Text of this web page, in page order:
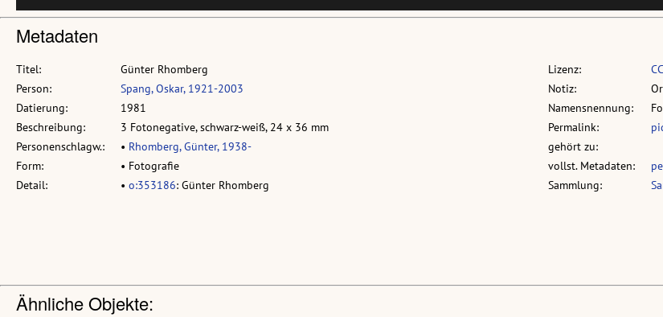
Metadaten
Titel:
Günter Rhomberg
Person:
Spang, Oskar, 1921-2003
Datierung:
1981
Beschreibung:
3 Fotonegative, schwarz-weiß, 24 x 36 mm
Personenschlagw.:
• Rhomberg, Günter, 1938-
Form:
• Fotografie
Detail:
• o:353186: Günter Rhomberg
Lizenz:
Notiz:
Namensnennung:
Permalink:
gehört zu:
vollst. Metadaten:
Sammlung:
Ähnliche Objekte: